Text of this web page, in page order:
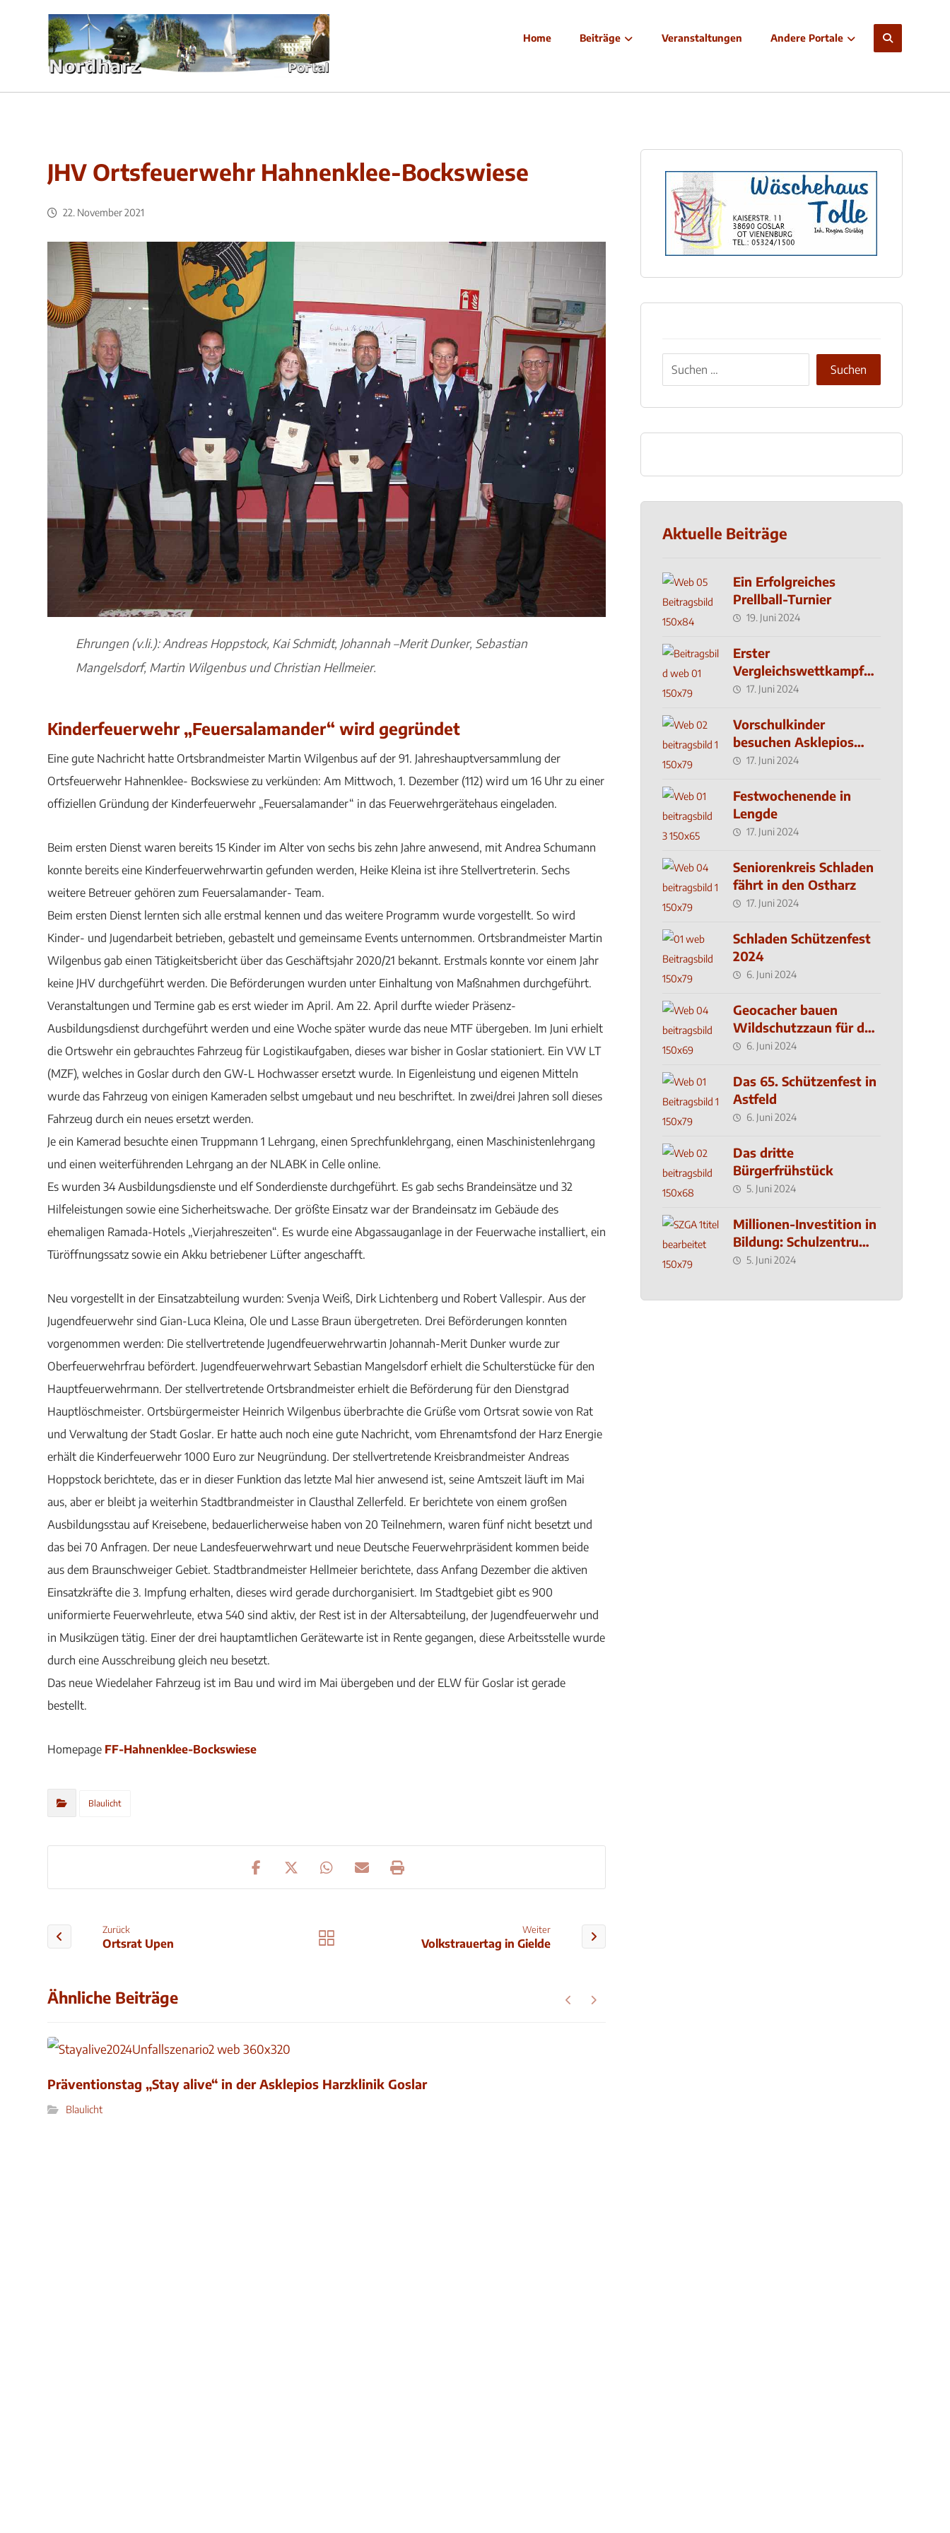
Home Beiträge Veranstaltungen Andere Portale
JHV Ortsfeuerwehr Hahnenklee-Bockswiese
22. November 2021
Ehrungen (v.li.): Andreas Hoppstock, Kai Schmidt, Johannah –Merit Dunker, Sebastian
Mangelsdorf, Martin Wilgenbus und Christian Hellmeier.
Kinderfeuerwehr „Feuersalamander“ wird gegründet
Eine gute Nachricht hatte Ortsbrandmeister Martin Wilgenbus auf der 91. Jahreshauptversammlung der
Ortsfeuerwehr Hahnenklee- Bockswiese zu verkünden: Am Mittwoch, 1. Dezember (112) wird um 16 Uhr zu einer
offiziellen Gründung der Kinderfeuerwehr „Feuersalamander“ in das Feuerwehrgerätehaus eingeladen.
Beim ersten Dienst waren bereits 15 Kinder im Alter von sechs bis zehn Jahre anwesend, mit Andrea Schumann
konnte bereits eine Kinderfeuerwehrwartin gefunden werden, Heike Kleina ist ihre Stellvertreterin. Sechs
weitere Betreuer gehören zum Feuersalamander- Team.
Beim ersten Dienst lernten sich alle erstmal kennen und das weitere Programm wurde vorgestellt. So wird
Kinder- und Jugendarbeit betrieben, gebastelt und gemeinsame Events unternommen. Ortsbrandmeister Martin
Wilgenbus gab einen Tätigkeitsbericht über das Geschäftsjahr 2020/21 bekannt. Erstmals konnte vor einem Jahr
keine JHV durchgeführt werden. Die Beförderungen wurden unter Einhaltung von Maßnahmen durchgeführt.
Veranstaltungen und Termine gab es erst wieder im April. Am 22. April durfte wieder Präsenz-
Ausbildungsdienst durchgeführt werden und eine Woche später wurde das neue MTF übergeben. Im Juni erhielt
die Ortswehr ein gebrauchtes Fahrzeug für Logistikaufgaben, dieses war bisher in Goslar stationiert. Ein VW LT
(MZF), welches in Goslar durch den GW-L Hochwasser ersetzt wurde. In Eigenleistung und eigenen Mitteln
wurde das Fahrzeug von einigen Kameraden selbst umgebaut und neu beschriftet. In zwei/drei Jahren soll dieses
Fahrzeug durch ein neues ersetzt werden.
Je ein Kamerad besuchte einen Truppmann 1 Lehrgang, einen Sprechfunklehrgang, einen Maschinistenlehrgang
und einen weiterführenden Lehrgang an der NLABK in Celle online.
Es wurden 34 Ausbildungsdienste und elf Sonderdienste durchgeführt. Es gab sechs Brandeinsätze und 32
Hilfeleistungen sowie eine Sicherheitswache. Der größte Einsatz war der Brandeinsatz im Gebäude des
ehemaligen Ramada-Hotels „Vierjahreszeiten“. Es wurde eine Abgassauganlage in der Feuerwache installiert, ein
Türöffnungssatz sowie ein Akku betriebener Lüfter angeschafft.
Neu vorgestellt in der Einsatzabteilung wurden: Svenja Weiß, Dirk Lichtenberg und Robert Vallespir. Aus der
Jugendfeuerwehr sind Gian-Luca Kleina, Ole und Lasse Braun übergetreten. Drei Beförderungen konnten
vorgenommen werden: Die stellvertretende Jugendfeuerwehrwartin Johannah-Merit Dunker wurde zur
Oberfeuerwehrfrau befördert. Jugendfeuerwehrwart Sebastian Mangelsdorf erhielt die Schulterstücke für den
Hauptfeuerwehrmann. Der stellvertretende Ortsbrandmeister erhielt die Beförderung für den Dienstgrad
Hauptlöschmeister. Ortsbürgermeister Heinrich Wilgenbus überbrachte die Grüße vom Ortsrat sowie von Rat
und Verwaltung der Stadt Goslar. Er hatte auch noch eine gute Nachricht, vom Ehrenamtsfond der Harz Energie
erhält die Kinderfeuerwehr 1000 Euro zur Neugründung. Der stellvertretende Kreisbrandmeister Andreas
Hoppstock berichtete, das er in dieser Funktion das letzte Mal hier anwesend ist, seine Amtszeit läuft im Mai
aus, aber er bleibt ja weiterhin Stadtbrandmeister in Clausthal Zellerfeld. Er berichtete von einem großen
Ausbildungsstau auf Kreisebene, bedauerlicherweise haben von 20 Teilnehmern, waren fünf nicht besetzt und
das bei 70 Anfragen. Der neue Landesfeuerwehrwart und neue Deutsche Feuerwehrpräsident kommen beide
aus dem Braunschweiger Gebiet. Stadtbrandmeister Hellmeier berichtete, dass Anfang Dezember die aktiven
Einsatzkräfte die 3. Impfung erhalten, dieses wird gerade durchorganisiert. Im Stadtgebiet gibt es 900
uniformierte Feuerwehrleute, etwa 540 sind aktiv, der Rest ist in der Altersabteilung, der Jugendfeuerwehr und
in Musikzügen tätig. Einer der drei hauptamtlichen Gerätewarte ist in Rente gegangen, diese Arbeitsstelle wurde
durch eine Ausschreibung gleich neu besetzt.
Das neue Wiedelaher Fahrzeug ist im Bau und wird im Mai übergeben und der ELW für Goslar ist gerade
bestellt.
Homepage FF-Hahnenklee-Bockswiese
Blaulicht
Zurück
Ortsrat Upen
Weiter
Volkstrauertag in Gielde
Ähnliche Beiträge
Präventionstag „Stay alive“ in der Asklepios Harzklinik Goslar
Blaulicht
Aktuelle Beiträge
Ein Erfolgreiches
Prellball-Turnier
19. Juni 2024
Erster
Vergleichswettkampf
seit 2019
17. Juni 2024
Vorschulkinder
besuchen Asklepios
Klinik
17. Juni 2024
Festwochenende in
Lengde
17. Juni 2024
Seniorenkreis Schladen
fährt in den Ostharz
17. Juni 2024
Schladen Schützenfest
2024
6. Juni 2024
Geocacher bauen
Wildschutzzaun für den
MachMit! Wald
6. Juni 2024
Das 65. Schützenfest in
Astfeld
6. Juni 2024
Das dritte
Bürgerfrühstück
5. Juni 2024
Millionen-Investition in
Bildung: Schulzentrum-
Neubau
5. Juni 2024